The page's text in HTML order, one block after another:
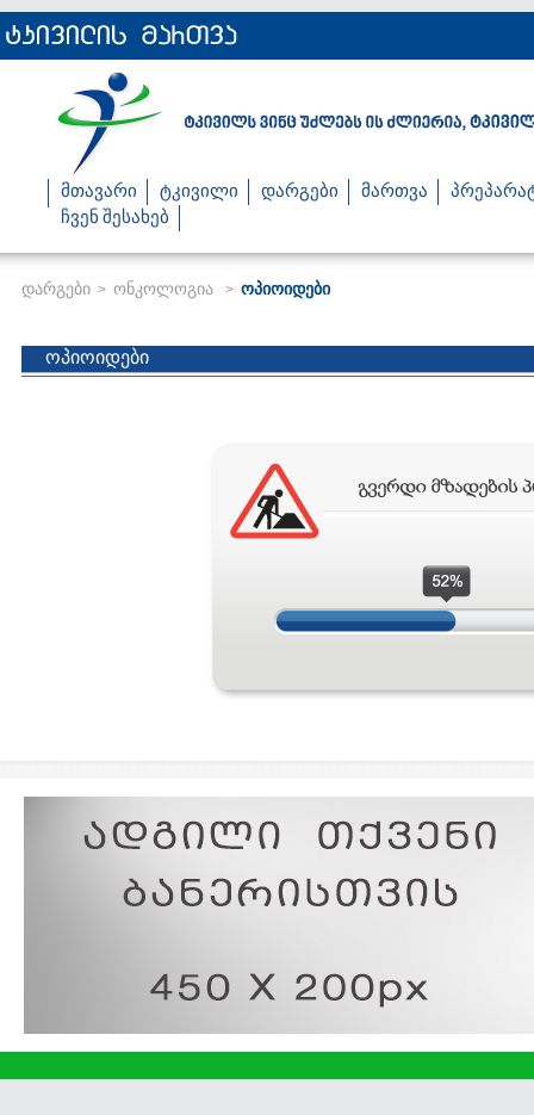
მთავარი ტკივილი დარგები მართვა
ჩვენ შესახებ
დარგები > ონკოლოგია > ოპიოიდები
ოპიოიდები